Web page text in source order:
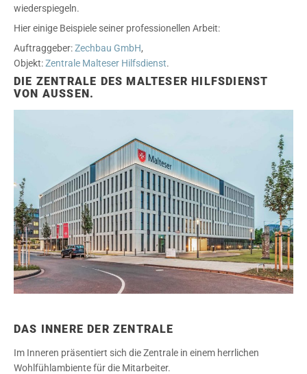
wiederspiegeln.
Hier einige Beispiele seiner professionellen Arbeit:
Auftraggeber:Zechbau GmbH,
Objekt:Zentrale Malteser Hilfsdienst.
DIE ZENTRALE DES MALTESER HILFSDIENST
VON AUSSEN.
DAS INNERE DER ZENTRALE
Im Inneren präsentiert sich die Zentrale in einem herrlichen
Wohlfühlambiente für die Mitarbeiter.